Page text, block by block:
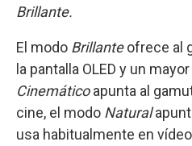
Brillante.
El modo Brillanteofrece al
la pantalla OLED y un
Cinemáticoapunta al
cine, el modo Natural
usa habitualmente en